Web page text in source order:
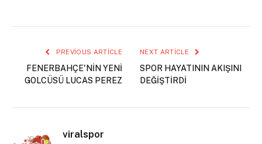
PREVIOUS ARTICLE
FENERBAHÇE'NİN YENİ
GOLCÜSÜ LUCAS PEREZ
NEXT ARTICLE
SPOR HAYATININ AKIŞINI
DEĞİŞTİRDİ
viralspor